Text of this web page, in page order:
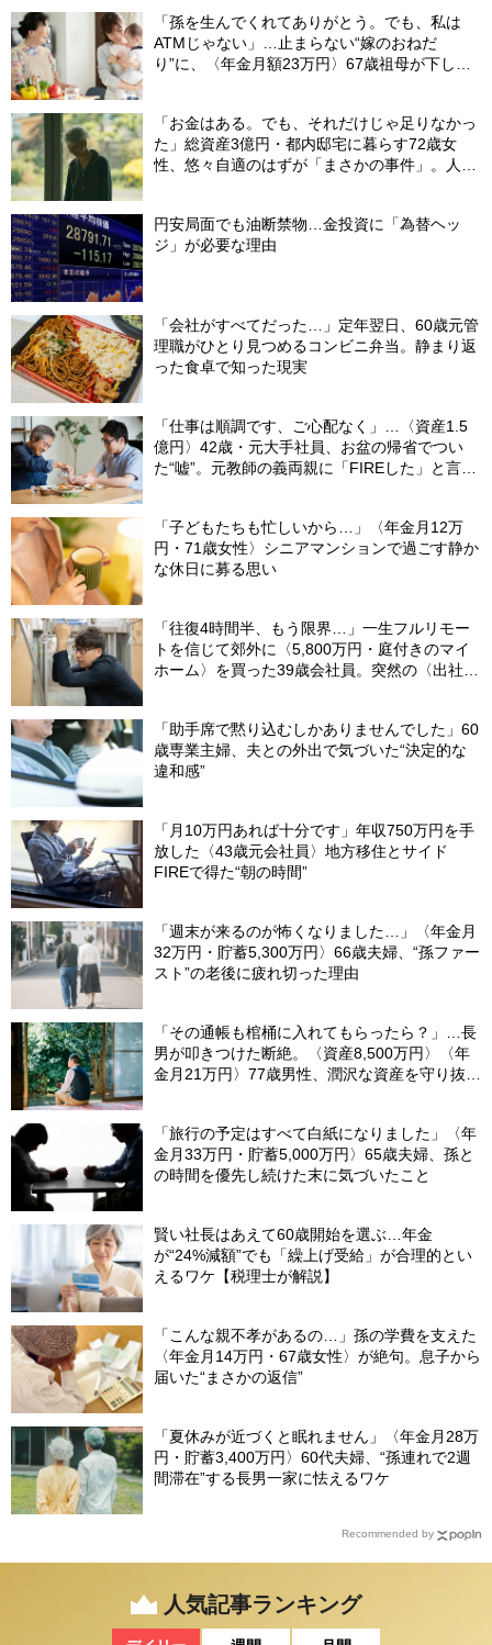
「孫を生んでくれてありがとう。でも、私は
ATMじゃない」…止まらない“嫁のおねだ
り”に、〈年金月額23万円〉67歳祖母が下した
「お金はある。でも、それだけじゃ足りなかっ
た」総資産3億円・都内邸宅に暮らす72歳女
性、悠々自適のはずが「まさかの事件」。人目
円安局面でも油断禁物…金投資に「為替ヘッ
ジ」が必要な理由
「会社がすべてだった…」定年翌日、60歳元管
理職がひとり見つめるコンビニ弁当。静まり返
った食卓で知った現実
「仕事は順調です、ご心配なく」…〈資産1.5
億円〉42歳・元大手社員、お盆の帰省でつい
た“嘘”。元教師の義両親に「FIREした」と言え
「子どもたちも忙しいから…」〈年金月12万
円・71歳女性〉シニアマンションで過ごす静か
な休日に募る思い
「往復4時間半、もう限界…」一生フルリモー
トを信じて郊外に〈5,800万円・庭付きのマイ
ホーム〉を買った39歳会社員。突然の〈出社
「助手席で黙り込むしかありませんでした」60
歳専業主婦、夫との外出で気づいた“決定的な
違和感”
「月10万円あれば十分です」年収750万円を手
放した〈43歳元会社員〉地方移住とサイド
FIREで得た“朝の時間”
「週末が来るのが怖くなりました…」〈年金月
32万円・貯蓄5,300万円〉66歳夫婦、“孫ファー
スト”の老後に疲れ切った理由
「その通帳も棺桶に入れてもらったら？」…長
男が叩きつけた断絶。〈資産8,500万円〉〈年
金月21万円〉77歳男性、潤沢な資産を守り抜い
「旅行の予定はすべて白紙になりました」〈年
金月33万円・貯蓄5,000万円〉65歳夫婦、孫と
の時間を優先し続けた末に気づいたこと
賢い社長はあえて60歳開始を選ぶ…年金
が“24%減額”でも「繰上げ受給」が合理的とい
えるワケ【税理士が解説】
「こんな親不孝があるの…」孫の学費を支えた
〈年金月14万円・67歳女性〉が絶句。息子から
届いた“まさかの返信”
「夏休みが近づくと眠れません」〈年金月28万
円・貯蓄3,400万円〉60代夫婦、“孫連れで2週
間滞在”する長男一家に怯えるワケ
Recommended by
人気記事ランキング